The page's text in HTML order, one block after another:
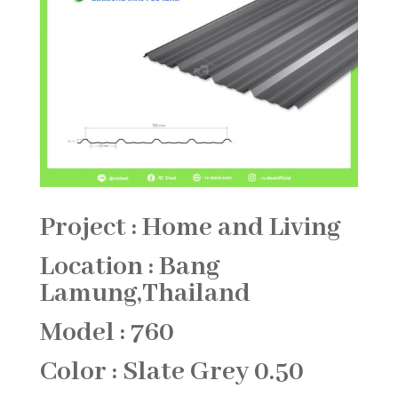
Project : Home and Living
Location : Bang
Lamung,Thailand
Model : 760
Color : Slate Grey 0.50